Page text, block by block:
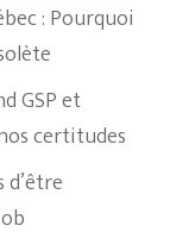
: Pourquoi
GSP et
certitudes